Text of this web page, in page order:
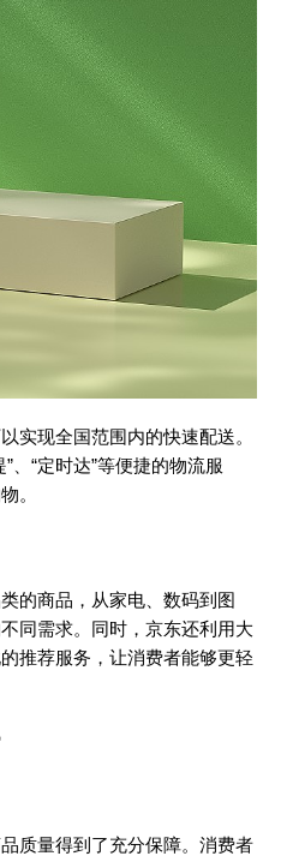
实现全国范围内的快速配送。
、“定时达”等便捷的物流服
。
的商品，从家电、数码到图
同需求。同时，京东还利用大
推荐服务，让消费者能够更轻
质量得到了充分保障。消费者